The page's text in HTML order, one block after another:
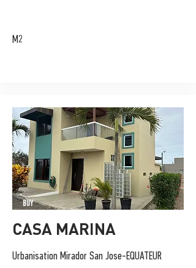
M2
BUY
CASA MARINA
Urbanisation Mirador San Jose-EQUATEUR